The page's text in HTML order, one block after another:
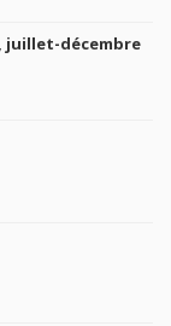
juillet-décembre